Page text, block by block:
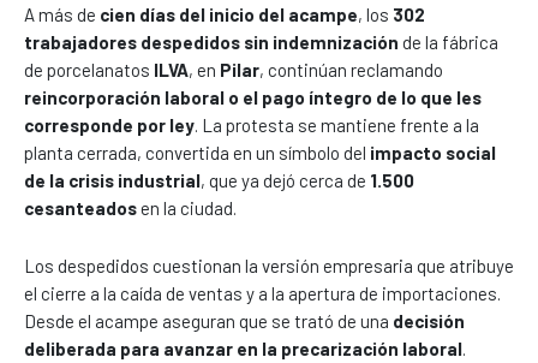
A más de cien días del inicio del acampe, los 302
trabajadores despedidos sin indemnización de la fábrica
de porcelanatos ILVA, en Pilar, continúan reclamando
reincorporación laboral o el pago íntegro de lo que les
corresponde por ley . La protesta se mantiene frente a la
planta cerrada, convertida en un símbolo del impacto social
de la crisis industrial, que ya dejó cerca de 1.500
cesanteadosen la ciudad.
Los despedidos cuestionan la versión empresaria que atribuye
el cierre a la caída de ventas y a la apertura de importaciones.
Desde el acampe aseguran que se trató de una decisión
deliberada para avanzar en la precarización laboral